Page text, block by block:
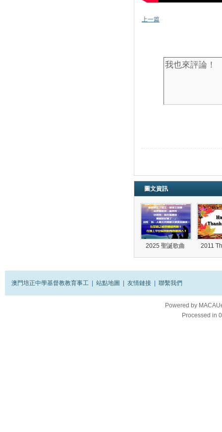
上一篇
圖文資訊
2025 聖誕歌曲 2011
澳門培正中學基督教教育事工 站點地圖 友情鏈接 聯繫我們
Powered by
Processed in